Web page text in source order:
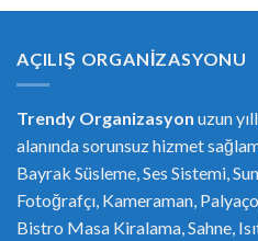
AÇILIŞ ORGANIZASYONU
Trendy Organizasyon uzun
alanında sorunsuz hizmet
Bayrak Süsleme, Ses Sistemi,
Fotoğrafçı, Kameraman,
Bistro Masa Kiralama, Sahne,